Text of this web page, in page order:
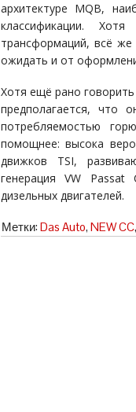
архитектуре MQB,
классификации.
трансформаций, всё
ожидать и от
Хотя ещё рано
предполагается, что
потребляемостью
помощнее: высока
движков TSI,
генерация VW
дизельных двигателей.
Метки: Das Auto, NEW CC,